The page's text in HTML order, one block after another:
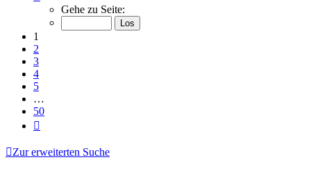
von
Gehe zu Seite:
1
2
3
4
5
…
50
Zur erweiterten Suche